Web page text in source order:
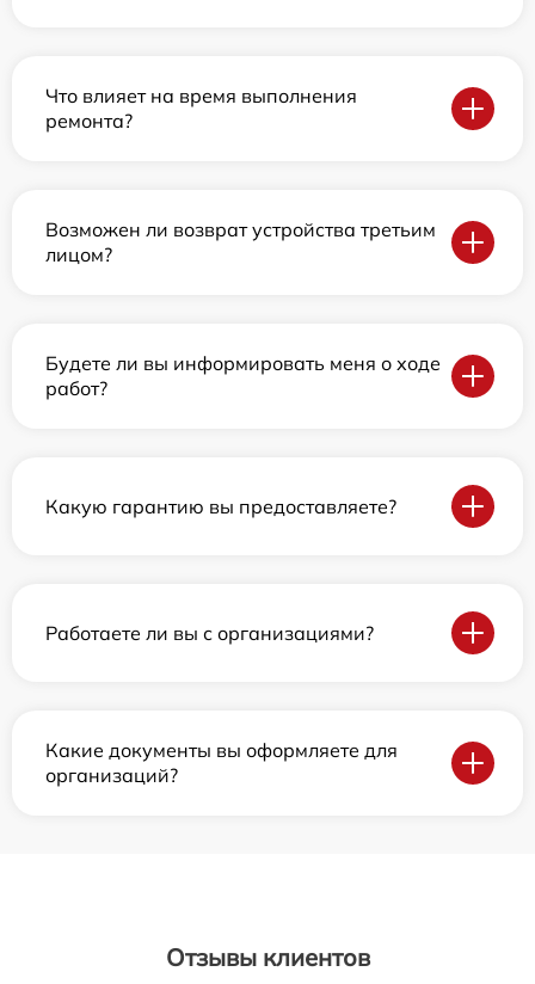
Что влияет на время выполнения
ремонта?
Возможен ли возврат устройства третьим
лицом?
Будете ли вы информировать меня о ходе
работ?
Какую гарантию вы предоставляете?
Работаете ли вы с организациями?
Какие документы вы оформляете для
организаций?
Отзывы клиентов